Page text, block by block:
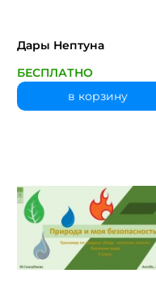
Дары Нептуна
БЕСПЛАТНО
в корзину